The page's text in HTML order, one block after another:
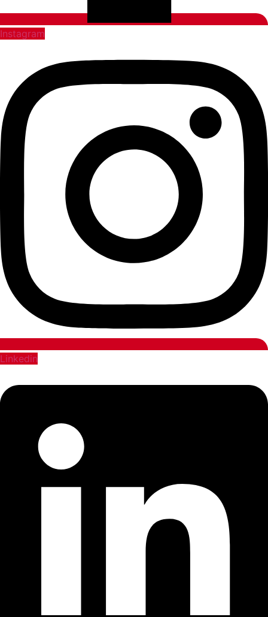
Instagram
Linkedin